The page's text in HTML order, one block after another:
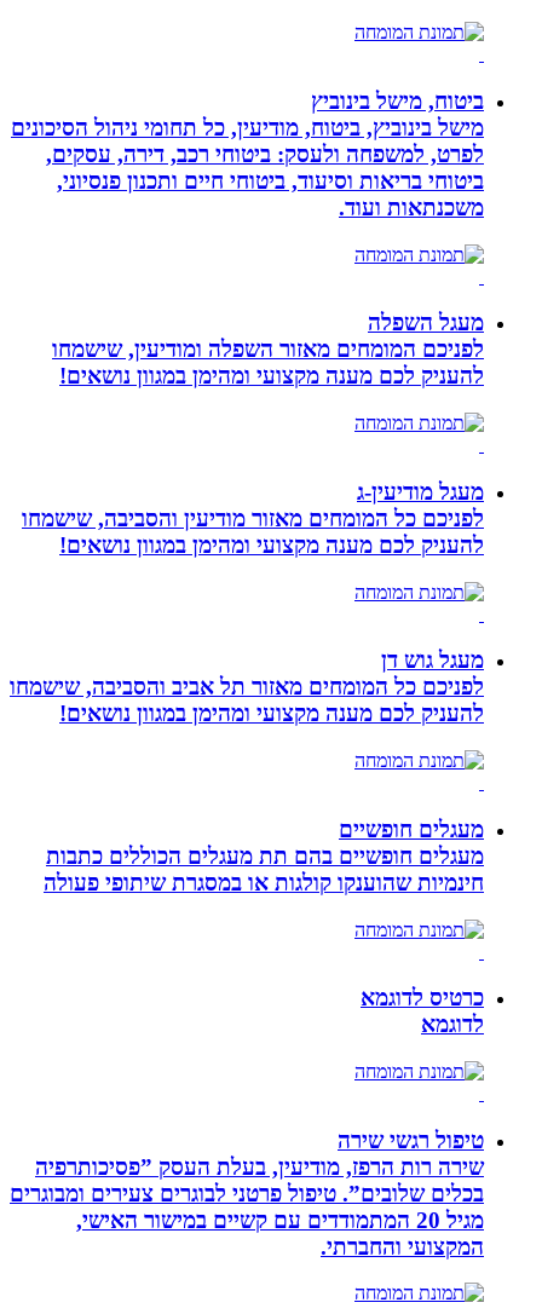
ביטוח, מישל בינוביץ
מישל בינוביץ, ביטוח, מודיעין, כל תחומי ניהול הסיכונים
לפרט, למשפחה ולעסק: ביטוחי רכב, דירה, עסקים,
ביטוחי בריאות וסיעוד, ביטוחי חיים ותכנון פנסיוני,
משכנתאות ועוד.
מעגל השפלה
לפניכם המומחים מאזור השפלה ומודיעין, שישמחו
להעניק לכם מענה מקצועי ומהימן במגוון נושאים!
מעגל מודיעין-ג
לפניכם כל המומחים מאזור מודיעין והסביבה, שישמחו
להעניק לכם מענה מקצועי ומהימן במגוון נושאים!
מעגל גוש דן
לפניכם כל המומחים מאזור תל אביב והסביבה, שישמחו
להעניק לכם מענה מקצועי ומהימן במגוון נושאים!
מעגלים חופשיים
מעגלים חופשיים בהם תת מעגלים הכוללים כתבות
חינמיות שהוענקו קולגות או במסגרת שיתופי פעולה
כרטיס לדוגמא
לדוגמא
טיפול רגשי שירה
שירה רות הרפז, מודיעין, בעלת העסק ”פסיכותרפיה
בכלים שלובים”. טיפול פרטני לבוגרים צעירים ומבוגרים
מגיל 20 המתמודדים עם קשיים במישור האישי,
המקצועי והחברתי.